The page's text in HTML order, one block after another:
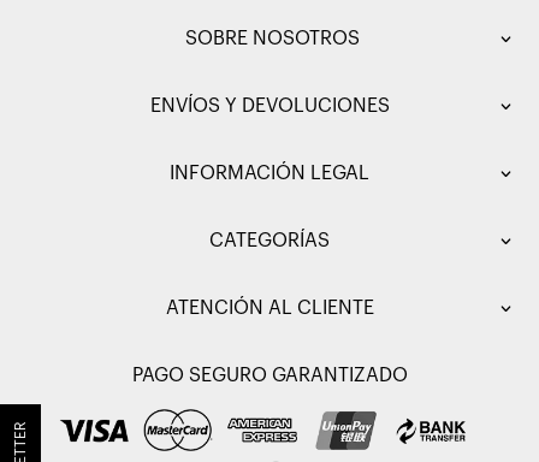
SOBRE NOSOTROS
ENVÍOS Y DEVOLUCIONES
INFORMACIÓN LEGAL
CATEGORÍAS
ATENCIÓN AL CLIENTE
PAGO SEGURO GARANTIZADO